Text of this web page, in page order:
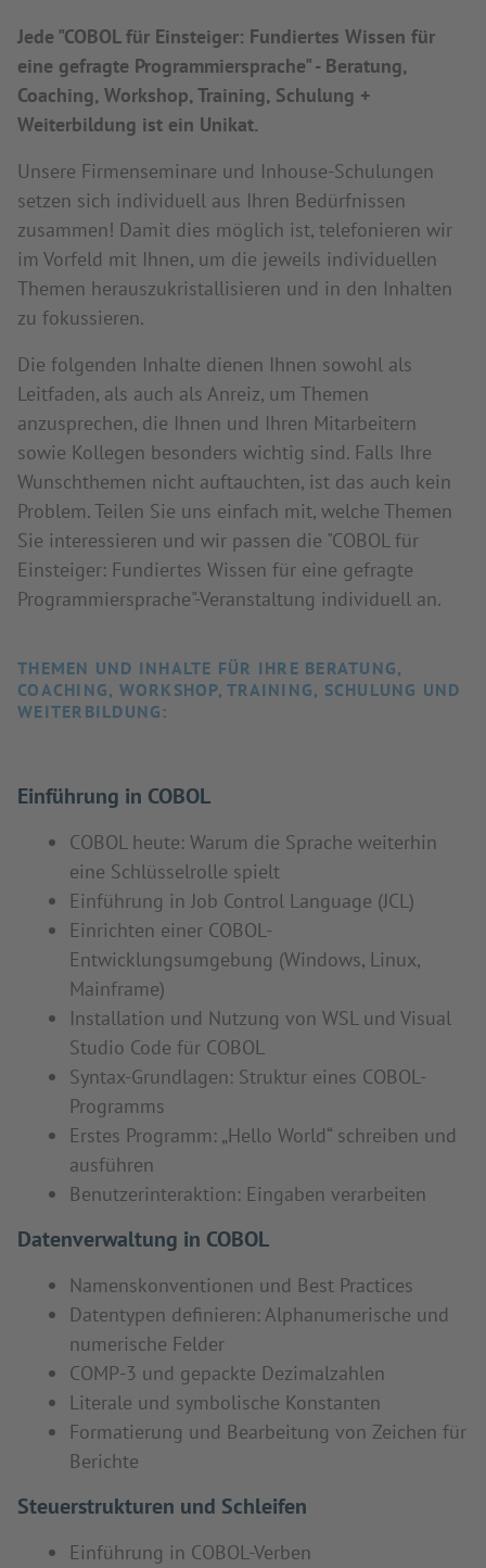
Jede "COBOL für Einsteiger: Fundiertes Wissen für
eine gefragte Programmiersprache" - Beratung,
Coaching, Workshop, Training, Schulung +
Weiterbildung ist ein Unikat.
Unsere Firmenseminare und Inhouse-Schulungen
setzen sich individuell aus Ihren Bedürfnissen
zusammen! Damit dies möglich ist, telefonieren wir
im Vorfeld mit Ihnen, um die jeweils individuellen
Themen herauszukristallisieren und in den Inhalten
zu fokussieren.
Die folgenden Inhalte dienen Ihnen sowohl als
Leitfaden, als auch als Anreiz, um Themen
anzusprechen, die Ihnen und Ihren Mitarbeitern
sowie Kollegen besonders wichtig sind. Falls Ihre
Wunschthemen nicht auftauchten, ist das auch kein
Problem. Teilen Sie uns einfach mit, welche Themen
Sie interessieren und wir passen die "COBOL für
Einsteiger: Fundiertes Wissen für eine gefragte
Programmiersprache"-Veranstaltung individuell an.
THEMEN UND INHALTE FÜR IHRE BERATUNG,
COACHING, WORKSHOP, TRAINING, SCHULUNG UND
WEITERBILDUNG:
Einführung in COBOL
COBOL heute: Warum die Sprache weiterhin
eine Schlüsselrolle spielt
Einführung in Job Control Language (JCL)
Einrichten einer COBOL-
Entwicklungsumgebung (Windows, Linux,
Mainframe)
Installation und Nutzung von WSL und Visual
Studio Code für COBOL
Syntax-Grundlagen: Struktur eines COBOL-
Programms
Erstes Programm: „Hello World“ schreiben und
ausführen
Benutzerinteraktion: Eingaben verarbeiten
Datenverwaltung in COBOL
Namenskonventionen und Best Practices
Datentypen definieren: Alphanumerische und
numerische Felder
COMP-3 und gepackte Dezimalzahlen
Literale und symbolische Konstanten
Formatierung und Bearbeitung von Zeichen für
Berichte
Steuerstrukturen und Schleifen
Einführung in COBOL-Verben